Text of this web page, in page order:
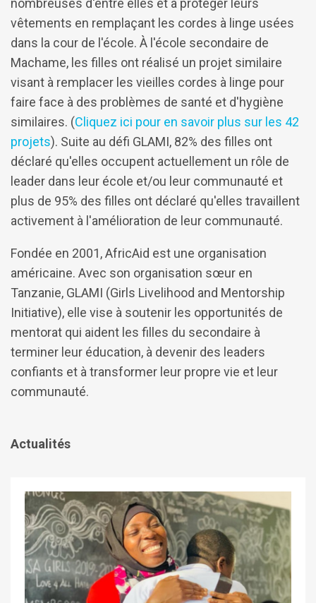
nombreuses d'entre elles et à protéger leurs
vêtements en remplaçant les cordes à linge usées
dans la cour de l'école. À l'école secondaire de
Machame, les filles ont réalisé un projet similaire
visant à remplacer les vieilles cordes à linge pour
faire face à des problèmes de santé et d'hygiène
similaires. (Cliquez ici pour en savoir plus sur les 42
projets). Suite au défi GLAMI, 82% des filles ont
déclaré qu'elles occupent actuellement un rôle de
leader dans leur école et/ou leur communauté et
plus de 95% des filles ont déclaré qu'elles travaillent
activement à l'amélioration de leur communauté.
Fondée en 2001, AfricAid est une organisation
américaine. Avec son organisation sœur en
Tanzanie, GLAMI (Girls Livelihood and Mentorship
Initiative), elle vise à soutenir les opportunités de
mentorat qui aident les filles du secondaire à
terminer leur éducation, à devenir des leaders
confiants et à transformer leur propre vie et leur
communauté.
Actualités